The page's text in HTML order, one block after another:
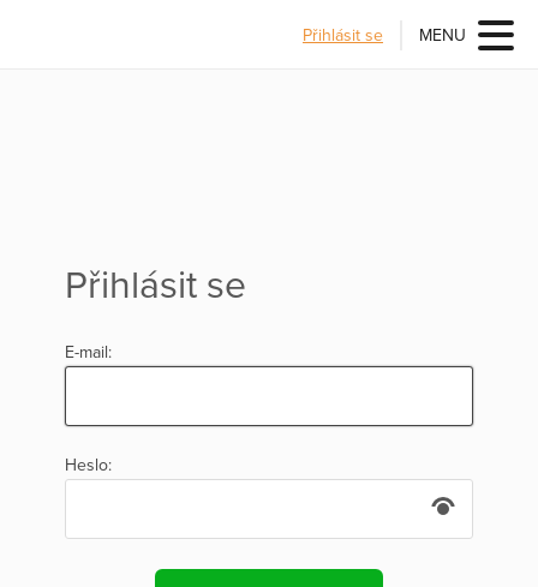
Přihlásit se MENU
Přihlásit se
E-mail:
Heslo: